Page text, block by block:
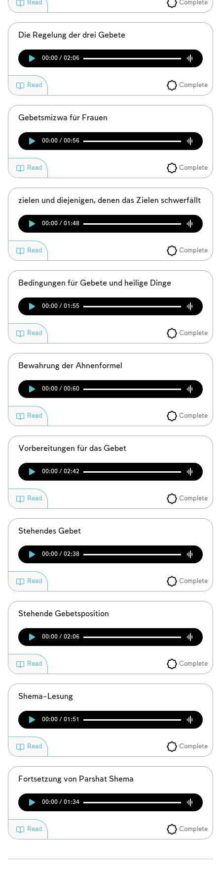
Complete
Read
Die Regelung der drei Gebete
00:00 / 02:06
Complete
Read
Gebetsmizwa für Frauen
00:00 / 00:56
Complete
Read
zielen und diejenigen, denen das Zielen schwerfällt
00:00 / 01:48
Complete
Read
Bedingungen für Gebete und heilige Dinge
00:00 / 01:55
Complete
Read
Bewahrung der Ahnenformel
00:00 / 00:60
Complete
Read
Vorbereitungen für das Gebet
00:00 / 02:42
Complete
Read
Stehendes Gebet
00:00 / 02:38
Complete
Read
Stehende Gebetsposition
00:00 / 02:06
Complete
Read
Shema-Lesung
00:00 / 01:51
Complete
Read
Fortsetzung von Parshat Shema
00:00 / 01:34
Complete
Read
Account required
To mark concepts as learned, you'll need
Sign up Login